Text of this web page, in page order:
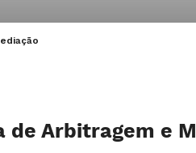
de Arbitragem e